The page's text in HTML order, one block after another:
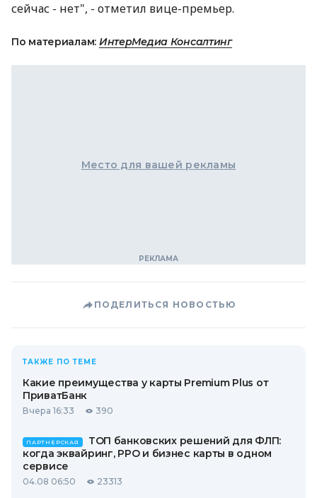
сейчас - нет", - отметил вице-премьер.
По материалам: ИнтерМедиа Консалтинг
Место для вашей рекламы
ПОДЕЛИТЬСЯ НОВОСТЬЮ
ТАКЖЕ ПО ТЕМЕ
Какие преимущества у карты Premium Plus от
ПриватБанк
Вчера 16:33 390
ПАРТНЕРСКАЯ
ТОП банковских решений для ФЛП:
когда эквайринг, РРО и бизнес карты в одном
сервисе
04.08 06:50 23313